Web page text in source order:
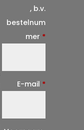
, b.v.
bestelnum
mer *
E-mail *